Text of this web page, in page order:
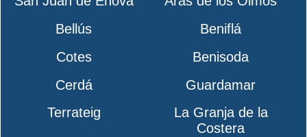
Bellús
Beniflá
Cotes
Benisoda
Cerdá
Guardamar
Terrateig
La Granja de la
Costera